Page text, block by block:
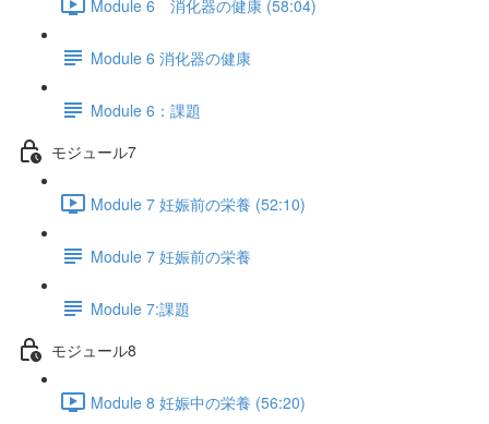
Module 6 消化器の健康 (58:04)
Module 6 消化器の健康
Module 6：課題
モジュール7
Module 7 妊娠前の栄養 (52:10)
Module 7 妊娠前の栄養
Module 7:課題
モジュール8
Module 8 妊娠中の栄養 (56:20)